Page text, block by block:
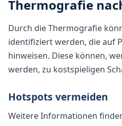
Thermografie
Durch die Thermografie
identifiziert werden, die auf
hinweisen. Diese können,
werden, zu kostspieligen
Hotspots vermeiden
Weitere Informationen